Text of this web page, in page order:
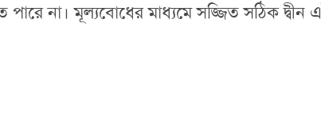
না। মূল্যবোধের মাধ্যমে সজ্জিত সঠিক দ্বীন